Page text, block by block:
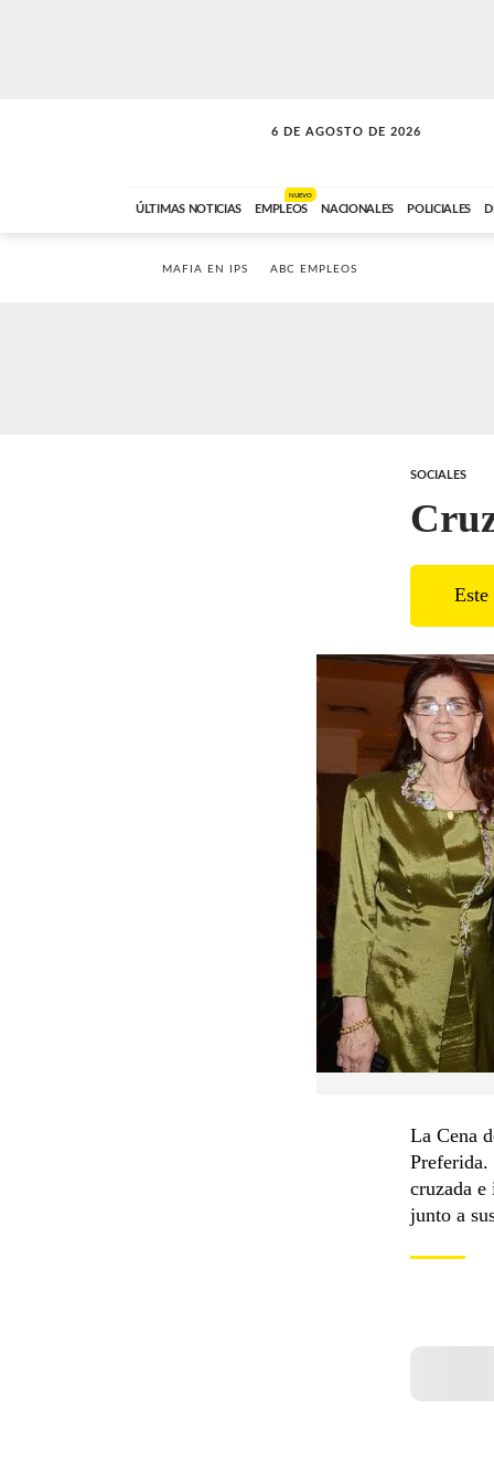
6 DE AGOSTO DE 2026
SOLO MÚSICA
ÚLTIMAS NOTICIAS EMPLEOS
NUEVO
NACIONALES POLICIALES
MAFIA EN IPS ABC EMPLEOS
SOCIALES
La Cena
cruzada
junto a